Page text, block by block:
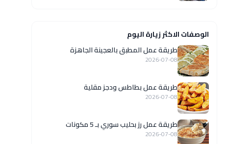
الوصفات الاكثر زيارة اليوم
طريقة عمل المطبق بالعجينة الجاهزة
2026-07-08
طريقة عمل بطاطس ودجز مقلية
2026-07-08
طريقة عمل رز بحليب سوري بـ 5 مكونات
2026-07-08